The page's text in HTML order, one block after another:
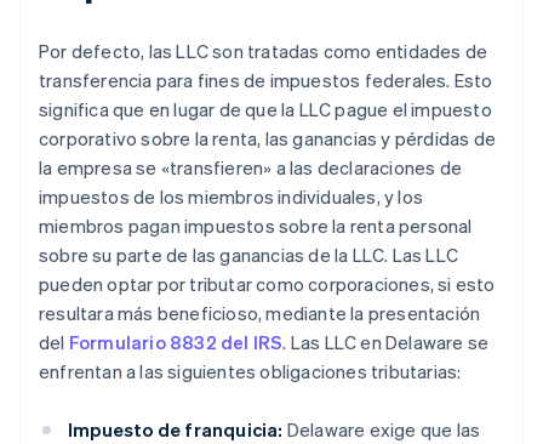
Por defecto, las LLC son tratadas como entidades de
transferencia para fines de impuestos federales. Esto
significa que en lugar de que la LLC pague el impuesto
corporativo sobre la renta, las ganancias y pérdidas de
la empresa se «transfieren» a las declaraciones de
impuestos de los miembros individuales, y los
miembros pagan impuestos sobre la renta personal
sobre su parte de las ganancias de la LLC. Las LLC
pueden optar por tributar como corporaciones, si esto
resultara más beneficioso, mediante la presentación
del Formulario 8832 del IRS. Las LLC en Delaware se
enfrentan a las siguientes obligaciones tributarias:
Impuesto de franquicia: Delaware exige que las